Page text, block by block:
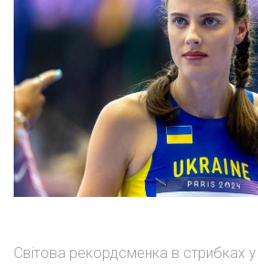
Світова рекордсменка в стрибках